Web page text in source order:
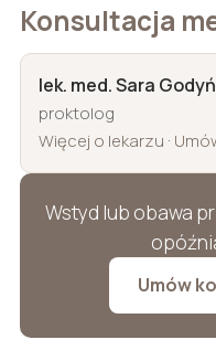
Konsultacja
lek. med. Sara
proktolog
Więcej o lekarzu ·
Wstyd lub obawa
Umów